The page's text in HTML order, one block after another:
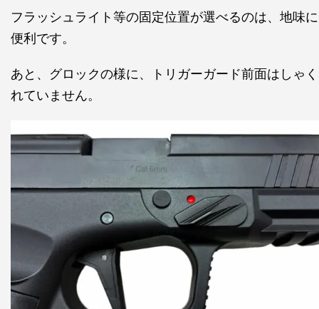
フラッシュライト等の固定位置が選べるのは、地味に
便利です。
あと、グロックの様に、トリガーガード前面はしゃく
れていません。